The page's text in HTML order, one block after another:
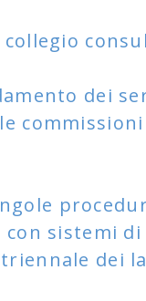
dei
con sistemi
dei